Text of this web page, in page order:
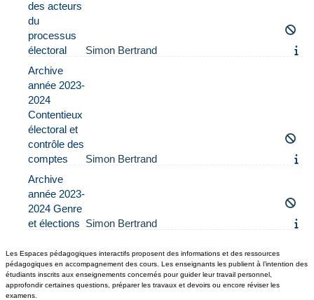
des acteurs
du
processus
électoral
Simon Bertrand
Archive
année 2023-
2024
Contentieux
électoral et
contrôle des
comptes
Simon Bertrand
Archive
année 2023-
2024 Genre
et élections
Simon Bertrand
Les Espaces pédagogiques interactifs proposent des informations et des ressources
pédagogiques en accompagnement des cours. Les enseignants les publient à l’intention des
étudiants inscrits aux enseignements concernés pour guider leur travail personnel,
approfondir certaines questions, préparer les travaux et devoirs ou encore réviser les
examens.